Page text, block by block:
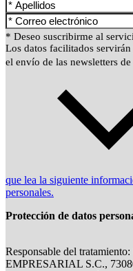
* Deseo suscribirme al
Los datos facilitados
el envío de las newsletters
que lea la siguiente
personales.
Protección de datos
Responsable del
EMPRESARIAL S.C.,